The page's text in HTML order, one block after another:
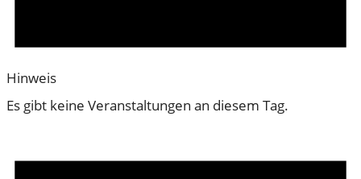
Hinweis
Es gibt keine Veranstaltungen an diesem Tag.